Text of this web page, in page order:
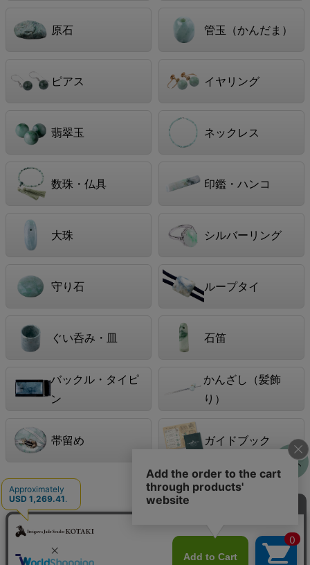
原石 管玉（かんだま）
ピアス イヤリング
翡翠玉 ネックレス
数珠・仏具 印鑑・ハンコ
大珠 シルバーリング
守り石 ループタイ
ぐい呑み・皿 石笛
バックル・タイピ
ン
かんざし（髪飾
り）
帯留め ガイドブック
シーンで選ぶ
男性におすすめの翡翠